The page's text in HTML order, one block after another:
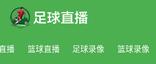
播 篮球直播 足球录像 篮球录像